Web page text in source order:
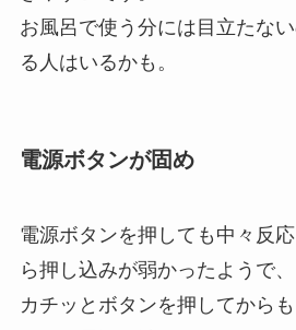
お風呂で使う分には目立たな
る人はいるかも。
電源ボタンが固め
電源ボタンを押しても中々反
ら押し込みが弱かったようで、
カチッとボタンを押してから